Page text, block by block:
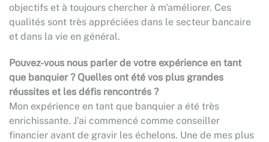
objectifs et à toujours chercher à m'améliorer. Ces
qualités sont très appréciées dans le secteur bancaire
et dans la vie en général.
Pouvez-vous nous parler de votre expérience en tant
que banquier ? Quelles ont été vos plus grandes
réussites et les défis rencontrés ?
Mon expérience en tant que banquier a été très
enrichissante. J'ai commencé comme conseiller
financier avant de gravir les échelons. Une de mes plus